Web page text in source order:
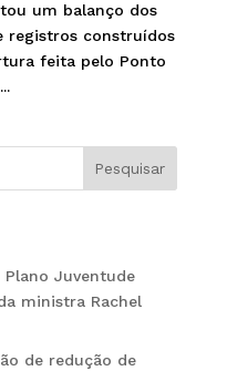
um balanço dos
registros construídos
feita pelo Ponto
Pesquisar
Juventude
ministra Rachel
de redução de